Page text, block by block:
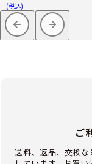
(税込)
ご
送料、返品、交換